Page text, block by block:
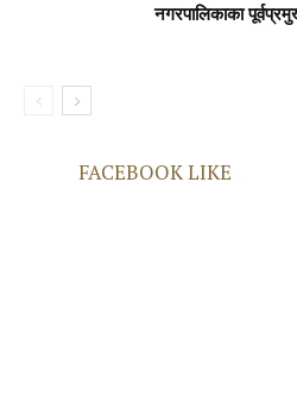
नगरपालिकाका
FACEBOOK LIKE